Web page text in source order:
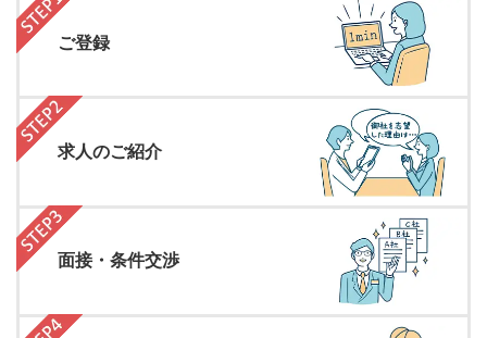
ご登録
求人のご紹介
面接・条件交渉